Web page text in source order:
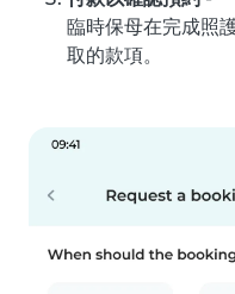
臨時保母在完成照
取的款項。